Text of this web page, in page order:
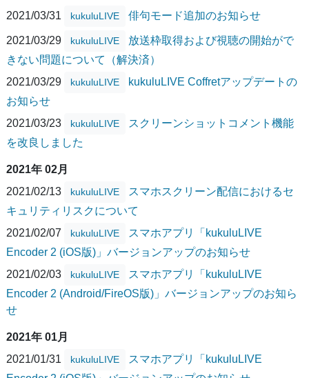
2021/03/31
kukuluLIVE 俳句モード追加のお知らせ
2021/03/29 kukuluLIVE
放送枠取得および視聴の開始がで
きない問題について（解決済）
2021/03/29
kukuluLIVE
kukuluLIVE Coffretアップデートの
お知らせ
2021/03/23
kukuluLIVE
スクリーンショットコメント機能
を改良しました
2021年 02月
2021/02/13
kukuluLIVE
スマホスクリーン配信におけるセ
キュリティリスクについて
2021/02/07
kukuluLIVE
スマホアプリ「kukuluLIVE
Encoder 2 (iOS版)」バージョンアップのお知らせ
2021/02/03
kukuluLIVE
スマホアプリ「kukuluLIVE
Encoder 2 (Android/FireOS版)」バージョンアップのお知ら
せ
2021年 01月
2021/01/31
kukuluLIVE
スマホアプリ「kukuluLIVE